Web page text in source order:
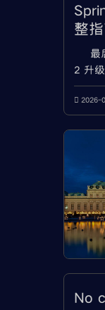
整
依最
2 升
2026-
No